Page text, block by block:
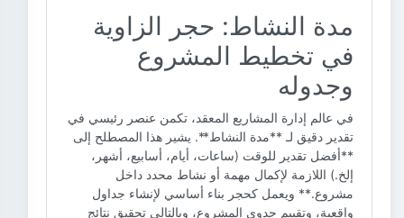
مدة النشاط: حجر الزاوية
في تخطيط المشروع
وجدوله
في عالم إدارة المشاريع المعقد، تكمن عنصر رئيسي في
تقدير دقيق لـ **مدة النشاط**. يشير هذا المصطلح إلى
**أفضل تقدير للوقت (ساعات، أيام، أسابيع، أشهر،
إلخ.) اللازمة لإكمال مهمة أو نشاط محدد داخل
مشروع.** ويعمل كحجر بناء أساسي لإنشاء جداول
واقعية، وتقييم جدوى المشروع، وبالتالي تحقيق نتائج